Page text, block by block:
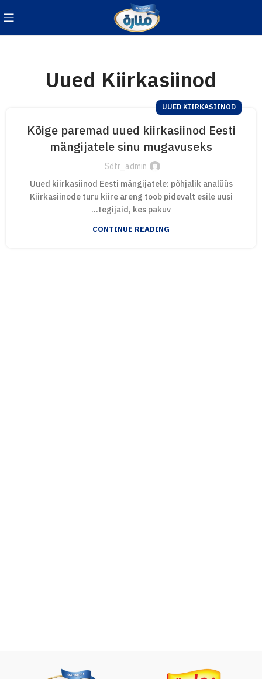
Uued Kiirkasiinod
UUED KIIRKASIINOD
Kõige paremad uued kiirkasiinod Eesti
mängijatele sinu mugavuseks
Sdtr_admin
Uued kiirkasiinod Eesti mängijatele: põhjalik analüüs
Kiirkasiinode turu kiire areng toob pidevalt esile uusi
tegijaid, kes pakuv...
CONTINUE READING